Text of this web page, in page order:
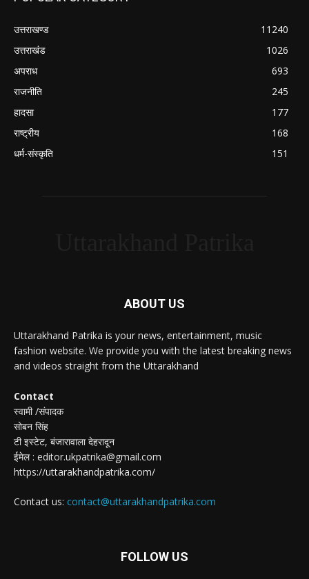
उत्तराखण्ड
11240
उत्तराखंड
1026
अपराध
693
राजनीति
245
हादसा
177
राष्ट्रीय
168
धर्म-संस्कृति
151
ABOUT US
Uttarakhand Patrika is your news, entertainment, music
fashion website. We provide you with the latest breaking news
and videos straight from the Uttarakhand
Contact
स्वामी /संपादक
सोबन सिंह
टी इस्टेट, बंजारावाला देहरादून
ईमेल : editor.ukpatrika@gmail.com
https://uttarakhandpatrika.com/
Contact us: contact@uttarakhandpatrika.com
FOLLOW US